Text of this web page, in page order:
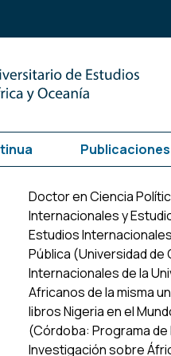
Publicaciones
Doctor en Ciencia
Internacionales y
Estudios
Pública (Universidad
Internacionales de la
Africanos de la misma
librosNigeria en el
(Córdoba: Programa de
Investigación sobre